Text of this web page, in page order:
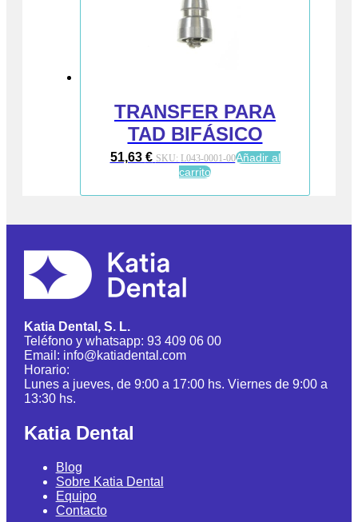
TRANSFER PARA
TAD BIFÁSICO
51,63 € SKU: L043-0001-00Añadir al
carrito
Katia Dental, S. L.
Teléfono y whatsapp: 93 409 06 00
Email: info@katiadental.com
Horario:
Lunes a jueves, de 9:00 a 17:00 hs. Viernes de 9:00 a
13:30 hs.
Katia Dental
Blog
Sobre Katia Dental
Equipo
Contacto